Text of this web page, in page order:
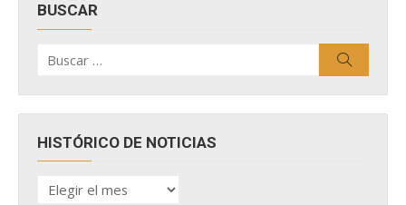
BUSCAR
por:
HISTÓRICO DE NOTICIAS
HISTÓRICO
DE